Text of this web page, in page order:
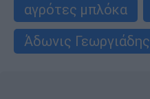
αγρότες μπλόκα
Άδωνις Γεωργιάδης